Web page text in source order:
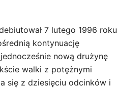
7 lutego 1996 roku
kontynuację
nową drużynę
walki z potężnymi
się z dziesięciu odcinków i